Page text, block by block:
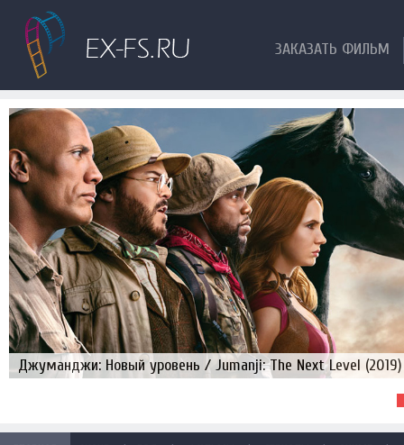
ЗАКАЗАТЬ ФИЛЬМ
Джуманджи: Новый уровень / Jumanji: The Next Level (2019)